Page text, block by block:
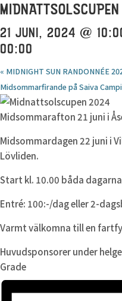
21 JUNI, 2024 @
00:00
« MIDNIGHT SUN RANDONNÉE
Midsommarfirande på Saiva
Midsommarafton 21 juni i
Midsommardagen 22 juni i
Lövliden.
Start kl. 10.00 båda
Entré: 100:-/dag eller 2-
Varmt välkomna till en
Huvudsponsorer under
Grade